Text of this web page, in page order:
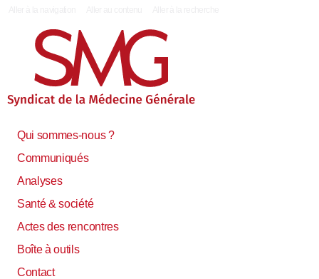
Qui sommes-nous ?
Communiqués
Analyses
Santé & société
Actes des rencontres
Boîte à outils
Contact